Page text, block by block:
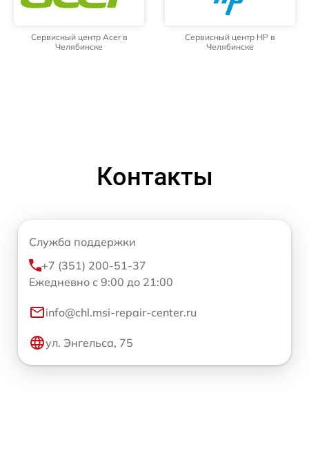
Сервисный центр Acer в
Челябинске
Сервисный центр HP в
Челябинске
Контакты
Служба поддержки
+7 (351) 200-51-37
Ежедневно с 9:00 до 21:00
info@chl.msi-repair-center.ru
ул. Энгельса, 75